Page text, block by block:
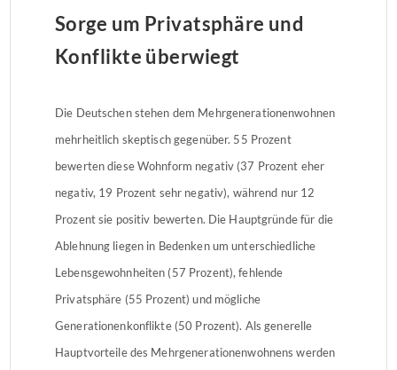
Sorge um Privatsphäre und
Konflikte überwiegt
Die Deutschen stehen dem Mehrgenerationenwohnen
mehrheitlich skeptisch gegenüber. 55 Prozent
bewerten diese Wohnform negativ (37 Prozent eher
negativ, 19 Prozent sehr negativ), während nur 12
Prozent sie positiv bewerten. Die Hauptgründe für die
Ablehnung liegen in Bedenken um unterschiedliche
Lebensgewohnheiten (57 Prozent), fehlende
Privatsphäre (55 Prozent) und mögliche
Generationenkonflikte (50 Prozent). Als generelle
Hauptvorteile des Mehrgenerationenwohnens werden